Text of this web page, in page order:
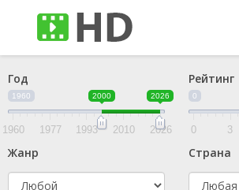
Год
1960 2000 2026
1960 1977 1993 2010 2026
Рейтинг
0
0 3
Жанр Страна